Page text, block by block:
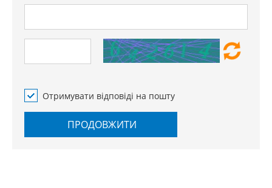
Отримувати відповіді на пошту
ПРОДОВЖИТИ